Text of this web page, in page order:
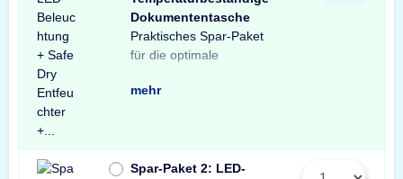
Dokumententasche
Praktisches Spar-Paket
für die optimale
Ausstattung Ihres
Tresors. Das Spar-Paket
besteht aus einer X-Light
LED-Tresorbeleuchtung
mit Bewegungssensor,
einem Safe Dry
Entfeuchter für Schränke
und Tresore sowie einer
temperaturbeständigen
Dokumententasche.
Profitieren Sie von dem
unschlagbaren
mehr
Spar-Paket 2: LED-